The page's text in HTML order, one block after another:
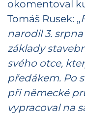
okomentoval
Tomáš Rusek: „
narodil 3. srpna
základy
svého otce,
předákem. Po
při německé
vypracoval na